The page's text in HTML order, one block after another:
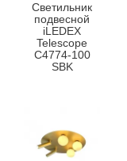
Светильник
подвесной
iLEDEX
Telescope
C4774-100
SBK